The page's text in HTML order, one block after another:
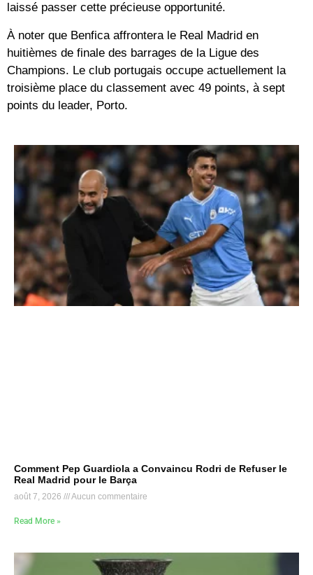
laissé passer cette précieuse opportunité.
À noter que Benfica affrontera le Real Madrid en
huitièmes de finale des barrages de la Ligue des
Champions. Le club portugais occupe actuellement la
troisième place du classement avec 49 points, à sept
points du leader, Porto.
Comment Pep Guardiola a Convaincu Rodri de Refuser le
Real Madrid pour le Barça
août 7, 2026 Aucun commentaire
Read More »